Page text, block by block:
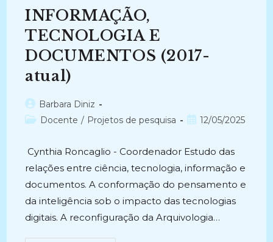
USUÁRIO
E
A
INFORMAÇÃO
(2009
–
Atual)
INFORMAÇÃO,
TECNOLOGIA E
DOCUMENTOS (2017-
atual)
Autor
do
Barbara Diniz
Categoria
Docente / Projetos de pesquisa
Post12/05/2025
Cynthia Roncaglio - Coordenador Estudo das
relações entre ciência, tecnologia, informação e
documentos. A conformação do pensamento e
da inteligência sob o impacto das tecnologias
digitais. A reconfiguração da Arquivologia…